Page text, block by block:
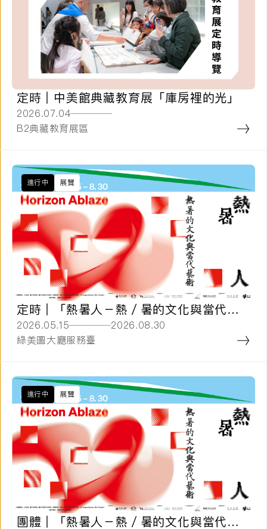
定時 | 中美館典藏教育展「庫房裡的光」
2026.07.04
B2典藏教育展區
進行中 展覽
定時 | 「熱暑人－熱／暑的文化與當代藝
術」展覽導覽
2026.05.15
2026.08.30
綠美圖大廳服務臺
進行中 展覽
團體 | 「熱暑人－熱／暑的文化與當代藝